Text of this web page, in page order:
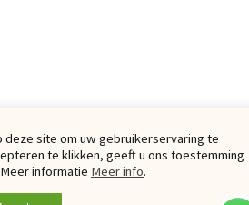
deze site om uw gebruikerservaring te
te klikken, geeft u ons toestemming
informatie Meer info.